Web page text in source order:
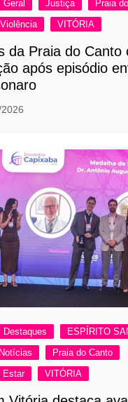
Geral Justiça
Praia
Violência VITÓRIA
da Praia do Canto
após episódio
Destaques
ESPÍRITO
Notícias
Praia do Canto
Estar
VITÓRIA